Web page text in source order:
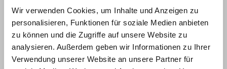
Wir verwenden Cookies, um Inhalte und Anzeigen zu
personalisieren, Funktionen für soziale Medien anbieten
zu können und die Zugriffe auf unsere Website zu
analysieren. Außerdem geben wir Informationen zu Ihrer
Verwendung unserer Website an unsere Partner für